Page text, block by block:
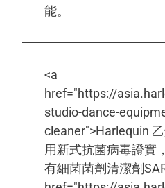
能。
<a
href="https://
studio-dance-
cleaner">Harlequin
用新式抗菌病毒證實
有細菌菌劑清潔劑